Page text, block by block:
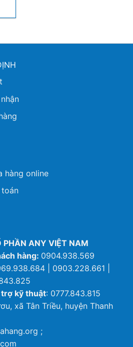
hàng online
PHẦN ANY VIỆT NAM
hàng: 0904.938.569
| 0903.228.661 |
trợ kỹ thuật: 0777.843.815
xã Tân Triều, huyện Thanh
;